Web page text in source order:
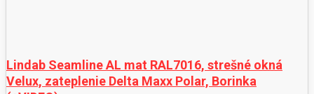
Lindab Seamline AL mat RAL7016, strešné okná
Velux, zateplenie Delta Maxx Polar, Borinka